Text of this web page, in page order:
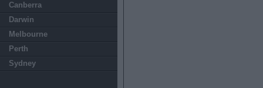
Canberra
Darwin
Melbourne
Perth
Sydney